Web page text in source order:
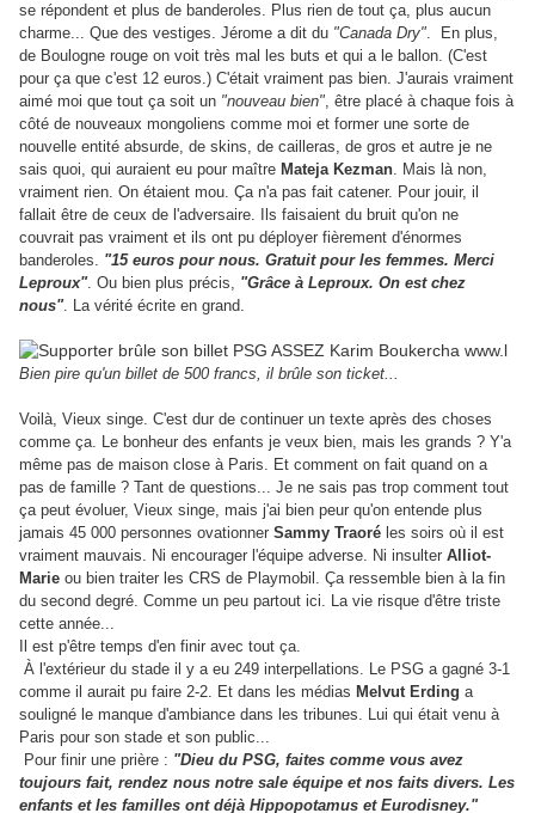
se répondent et plus de banderoles. Plus rien de tout ça, plus aucun
charme... Que des vestiges. Jérome a dit du "Canada Dry". En plus,
de Boulogne rouge on voit très mal les buts et qui a le ballon. (C'est
pour ça que c'est 12 euros.) C'était vraiment pas bien. J'aurais vraiment
aimé moi que tout ça soit un "nouveau bien", être placé à chaque fois à
côté de nouveaux mongoliens comme moi et former une sorte de
nouvelle entité absurde, de skins, de cailleras, de gros et autre je ne
sais quoi, qui auraient eu pour maître Mateja Kezman. Mais là non,
vraiment rien. On étaient mou. Ça n'a pas fait catener. Pour jouir, il
fallait être de ceux de l'adversaire. Ils faisaient du bruit qu'on ne
couvrait pas vraiment et ils ont pu déployer fièrement d'énormes
banderoles. "15 euros pour nous. Gratuit pour les femmes. Merci
Leproux". Ou bien plus précis, "Grâce à Leproux. On est chez
nous". La vérité écrite en grand.
Bien pire qu'un billet de 500 francs, il brûle son ticket...
Voilà, Vieux singe. C'est dur de continuer un texte après des choses
comme ça. Le bonheur des enfants je veux bien, mais les grands ? Y'a
même pas de maison close à Paris. Et comment on fait quand on a
pas de famille ? Tant de questions... Je ne sais pas trop comment tout
ça peut évoluer, Vieux singe, mais j'ai bien peur qu'on entende plus
jamais 45 000 personnes ovationner Sammy Traoré les soirs où il est
vraiment mauvais. Ni encourager l'équipe adverse. Ni insulter Alliot-
Marie ou bien traiter les CRS de Playmobil. Ça ressemble bien à la fin
du second degré. Comme un peu partout ici. La vie risque d'être triste
cette année...
Il est p'être temps d'en finir avec tout ça.
À l'extérieur du stade il y a eu 249 interpellations. Le PSG a gagné 3-1
comme il aurait pu faire 2-2. Et dans les médias Melvut Erding a
souligné le manque d'ambiance dans les tribunes. Lui qui était venu à
Paris pour son stade et son public...
Pour finir une prière : "Dieu du PSG, faites comme vous avez
toujours fait, rendez nous notre sale équipe et nos faits divers. Les
enfants et les familles ont déjà Hippopotamus et Eurodisney."